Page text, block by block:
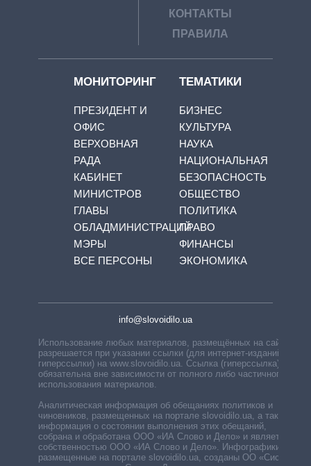
КОНТАКТЫ
ПРАВИЛА
МОНИТОРИНГ
ПРЕЗИДЕНТ И
ОФИС
ВЕРХОВНАЯ
РАДА
КАБИНЕТ
МИНИСТРОВ
ГЛАВЫ
ОБЛАДМИНИСТРАЦИЙ
МЭРЫ
ВСЕ ПЕРСОНЫ
ТЕМАТИКИ
БИЗНЕС
КУЛЬТУРА
НАУКА
НАЦИОНАЛЬНАЯ
БЕЗОПАСНОСТЬ
ОБЩЕСТВО
ПОЛИТИКА
ПРАВО
ФИНАНСЫ
ЭКОНОМИКА
info@slovoidilo.ua
Использование любых материалов, размещённых на сайте,
разрешается при указании ссылки (для интернет-изданий —
гиперссылки) на www.slovoidilo.ua. Ссылка (гиперссылка)
обязательна вне зависимости от полного либо частичного
использования материалов.
Аналитическая информация об обещаниях политиков и
чиновников, размещенных на портале slovoidilo.ua, а также
информация о состоянии выполнения этих обещаний,
собрана и обработана ООО «ИА Слово и Дело» и является
собственностью ООО «ИА Слово и Дело». Инфографики,
размещенные на портале slovoidilo.ua, созданы ОО «Система